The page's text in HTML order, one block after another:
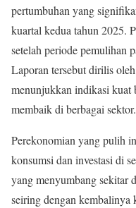
pertumbuhan yang
kuartal kedua tahun 2025.
setelah periode pemulihan
Laporan tersebut dirilis
menunjukkan indikasi kuat
membaik di berbagai sektor.
Perekonomian yang pulih
konsumsi dan investasi di
yang menyumbang sekitar
seiring dengan kembalinya